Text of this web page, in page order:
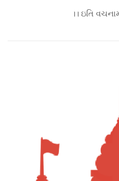
।। ઇતિ